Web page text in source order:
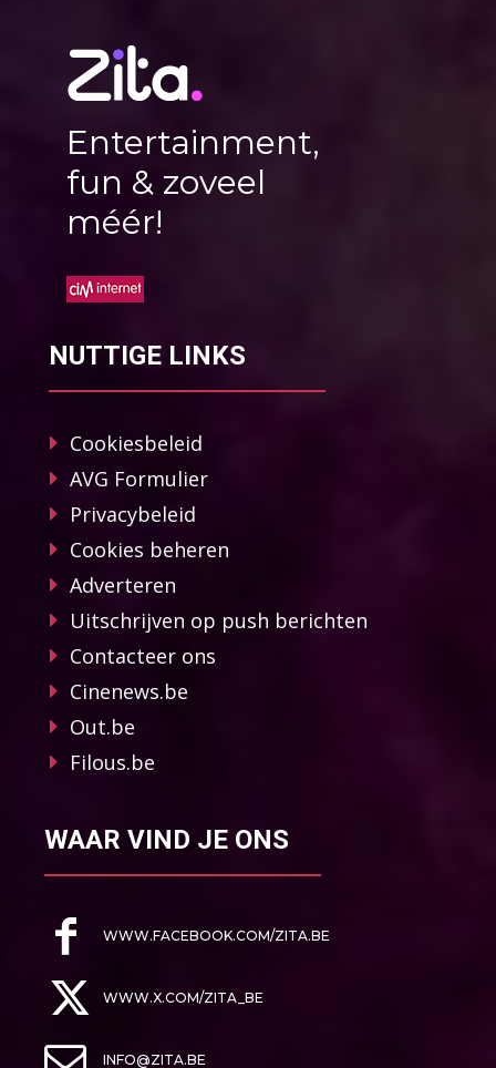
Entertainment,
fun & zoveel
méér!
NUTTIGE LINKS
Cookiesbeleid
AVG Formulier
Privacybeleid
Cookies beheren
Adverteren
Uitschrijven op push berichten
Contacteer ons
Cinenews.be
Out.be
Filous.be
WAAR VIND JE ONS
WWW.FACEBOOK.COM/ZITA.BE
WWW.X.COM/ZITA_BE
INFO@ZITA.BE